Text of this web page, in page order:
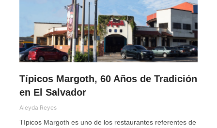
Típicos Margoth, 60 Años de Tradición
en El Salvador
Aleyda Reyes
Típicos Margoth es uno de los restaurantes referentes de